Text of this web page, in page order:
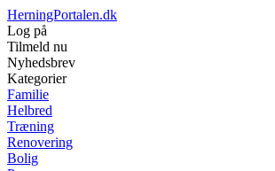
HerningPortalen.dk
Log på
Tilmeld nu
Nyhedsbrev
Kategorier
Familie
Helbred
Træning
Renovering
Bolig